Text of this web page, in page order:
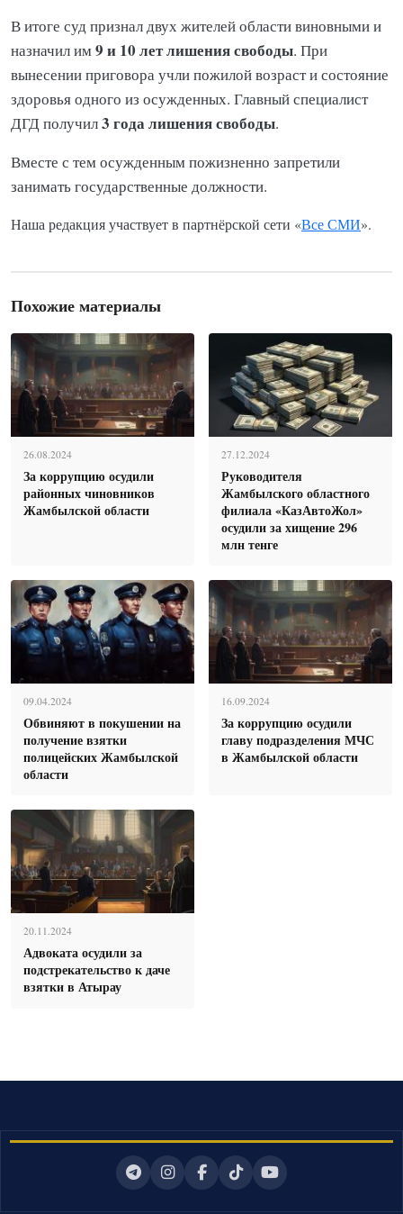
В итоге суд признал двух жителей области виновными и
назначил им9 и 10 лет лишения свободы. При
вынесении приговора учли пожилой возраст и состояние
здоровья одного из осужденных. Главный специалист
ДГД получил3 года лишения свободы.
Вместе с тем осужденным пожизненно запретили
занимать государственные должности.
Наша редакция участвует в партнёрской сети «Все СМИ».
Похожие материалы
26.08.2024
За коррупцию осудили
районных чиновников
Жамбылской области
27.12.2024
Руководителя
Жамбылского областного
филиала «КазАвтоЖол»
осудили за хищение 296
млн тенге
09.04.2024
Обвиняют в покушении на
получение взятки
полицейских Жамбылской
области
16.09.2024
За коррупцию осудили
главу подразделения МЧС
в Жамбылской области
20.11.2024
Адвоката осудили за
подстрекательство к даче
взятки в Атырау